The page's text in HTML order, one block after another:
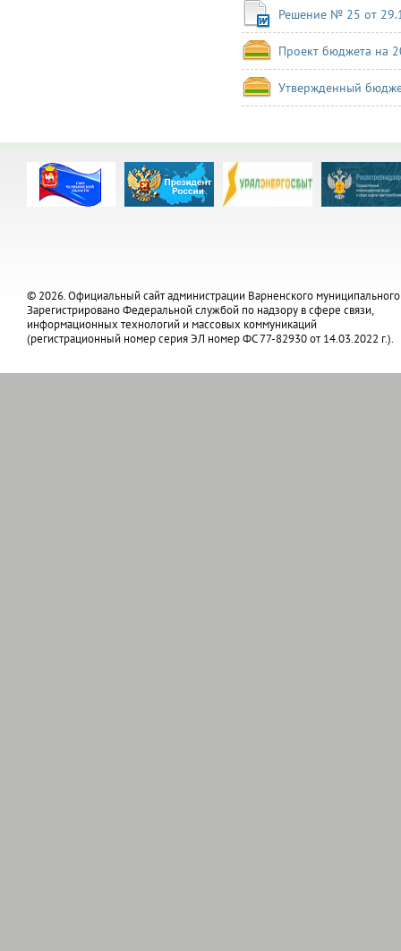
Решение № 25 от
Проект бюджета на
Утвержденный
© 2026. Официальный сайт администрации Варненского муниципального
Зарегистрировано Федеральной службой по надзору в сфере связи,
информационных технологий и массовых коммуникаций
(регистрационный номер серия ЭЛ номер ФС 77-82930 от 14.03.2022 г.).